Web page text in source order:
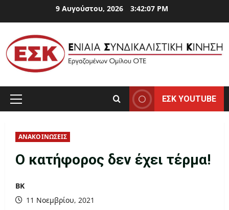
to
content
9 Αυγούστου, 2026 3:42:07 PM
Primary
ΕΣΚ YOUTUBE
ΑΝΑΚΟΙΝΩΣΕΙΣ
Ο κατήφορος δεν έχει τέρμα!
ΒΚ
11 Νοεμβρίου, 2021